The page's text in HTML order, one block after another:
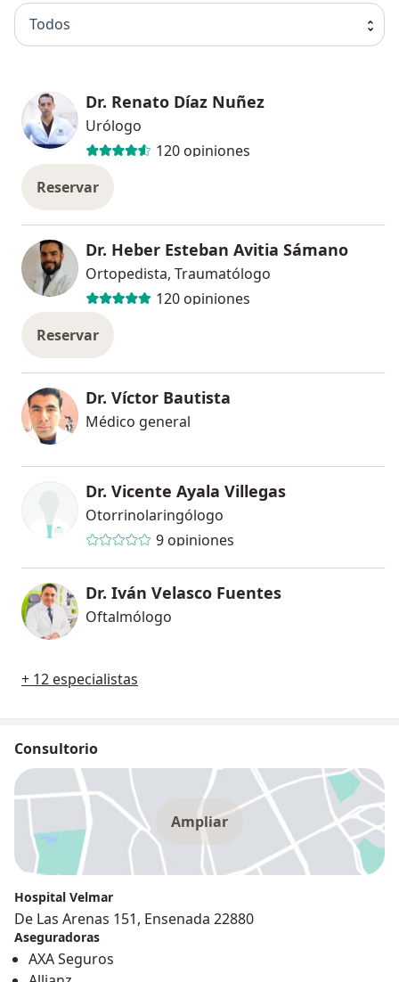
Todos
Dr. Renato Díaz Nuñez
Urólogo
120 opiniones
Reservar
Dr. Heber Esteban Avitia Sámano
Ortopedista, Traumatólogo
120 opiniones
Reservar
Dr. Víctor Bautista
Médico general
Dr. Vicente Ayala Villegas
Otorrinolaringólogo
9 opiniones
Dr. Iván Velasco Fuentes
Oftalmólogo
+ 12 especialistas
Consultorio
Ampliar
Hospital Velmar
De Las Arenas 151, Ensenada 22880
Aseguradoras
AXA Seguros